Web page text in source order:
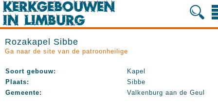
Rozakapel Sibbe
Ga naar de site van de patroonheilige
Soort gebouw:
Kapel
Plaats:
Sibbe
Gemeente:
Valkenburg aan de Geul